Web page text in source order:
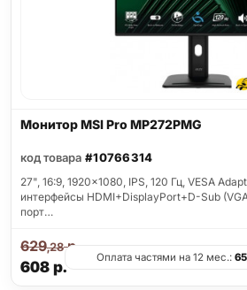
Монитор MSI Pro MP272PMG
код товара #10766314
27", 16:9, 1920x1080, IPS, 120 Гц, VESA
интерфейсы HDMI+DisplayPort+D-Sub
порт…
608р.
629,28р.
Оплата частями на 12 мес.:65